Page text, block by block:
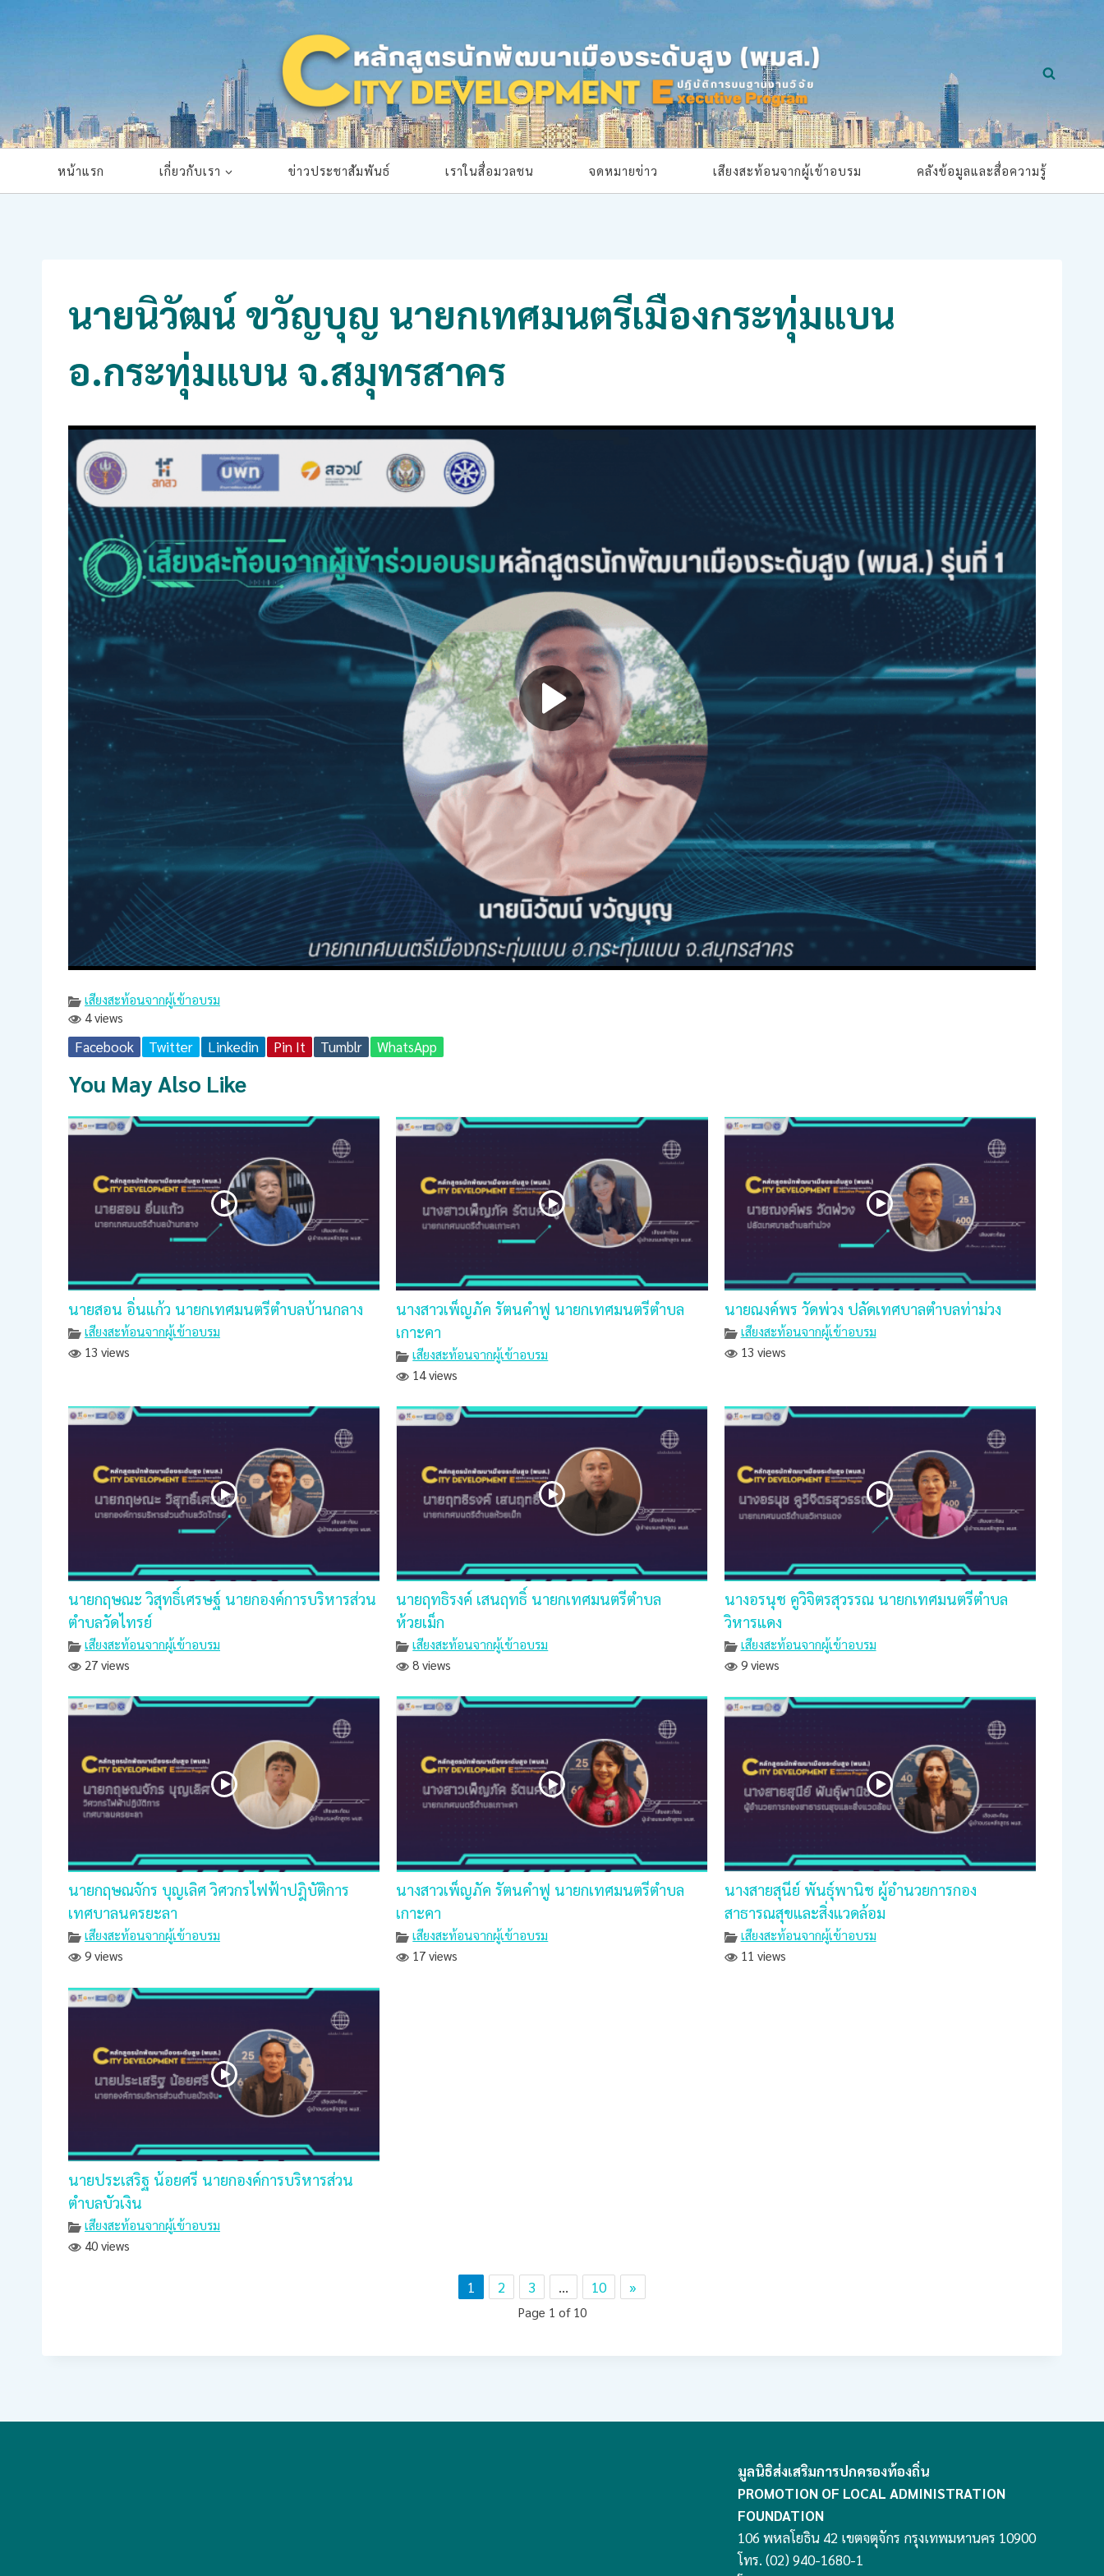
หน้าแรก เกี่ยวกับเรา ข่าวประชาสัมพันธ์ เราในสื่อมวลชน จดหมายข่าว เสียงสะท้อนจากผู้เข้าอบรม คลังข้อมูลและสื่อความรู้
นายนิวัฒน์ ขวัญบุญ นายกเทศมนตรีเมืองกระทุ่มแบน
อ.กระทุ่มแบน จ.สมุทรสาคร
เสียงสะท้อนจากผู้เข้าอบรม
4 views
Facebook Twitter Linkedin Pin It Tumblr WhatsApp
You May Also Like
นายสอน อิ่นแก้ว นายกเทศมนตรีตำบลบ้านกลาง
เสียงสะท้อนจากผู้เข้าอบรม
13 views
นางสาวเพ็ญภัค รัตนคำฟู นายกเทศมนตรีตำบล
เกาะคา
เสียงสะท้อนจากผู้เข้าอบรม
14 views
นายณงค์พร วัดพ่วง ปลัดเทศบาลตำบลท่าม่วง
เสียงสะท้อนจากผู้เข้าอบรม
13 views
นายกฤษณะ วิสุทธิ์เศรษฐ์ นายกองค์การบริหารส่วน
ตำบลวัดไทรย์
เสียงสะท้อนจากผู้เข้าอบรม
27 views
นายฤทธิรงค์ เสนฤทธิ์ นายกเทศมนตรีตำบล
ห้วยเม็ก
เสียงสะท้อนจากผู้เข้าอบรม
8 views
นางอรนุช คูวิจิตรสุวรรณ นายกเทศมนตรีตำบล
วิหารแดง
เสียงสะท้อนจากผู้เข้าอบรม
9 views
นายกฤษณจักร บุญเลิศ วิศวกรไฟฟ้าปฎิบัติการ
เทศบาลนครยะลา
เสียงสะท้อนจากผู้เข้าอบรม
9 views
นางสาวเพ็ญภัค รัตนคำฟู นายกเทศมนตรีตำบล
เกาะคา
เสียงสะท้อนจากผู้เข้าอบรม
17 views
นางสายสุนีย์ พันธุ์พานิช ผู้อำนวยการกอง
สาธารณสุขและสิ่งแวดล้อม
เสียงสะท้อนจากผู้เข้าอบรม
11 views
นายประเสริฐ น้อยศรี นายกองค์การบริหารส่วน
ตำบลบัวเงิน
เสียงสะท้อนจากผู้เข้าอบรม
40 views
1 2 3 … 10 »
Page 1 of 10
มูลนิธิส่งเสริมการปกครองท้องถิ่น
PROMOTION OF LOCAL ADMINISTRATION
FOUNDATION
106 พหลโยธิน 42 เขตจตุจักร กรุงเทพมหานคร 10900
โทร. (02) 940-1680-1